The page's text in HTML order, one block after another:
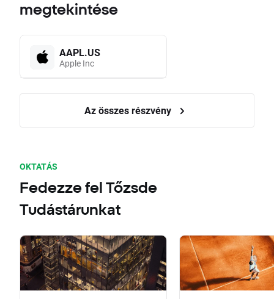
megtekintése
AAPL.US
Apple Inc
Az összes részvény
OKTATÁS
Fedezze fel Tőzsde
Tudástárunkat